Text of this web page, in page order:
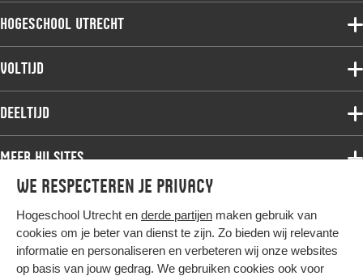
We respecteren je privacy
Hogeschool Utrecht en derde partijen maken gebruik van
cookies om je beter van dienst te zijn. Zo bieden wij relevante
informatie en personaliseren en verbeteren wij onze websites
op basis van jouw gedrag. We gebruiken cookies ook voor
Hogeschool Utrecht
Voltijdopleidingen
Deeltijdopleidingen
Onderzoek
Werken bij de HU
Contact
Voltijd
Associate degree
Bachelor
Master
Studiekeuze voltijd
Deeltijd
Associate degree
Bachelor
Master
Post-master
Meer HU sites
HU International
HU Bibliotheek
HU Ontwikkelt
Hier komt alles samen